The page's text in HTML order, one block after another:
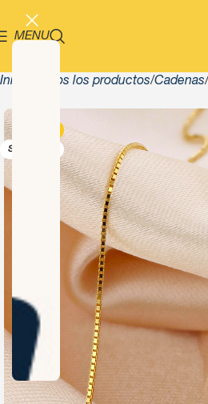
MENU
Inicio Todos los productos Cadenas
SOLD OUT